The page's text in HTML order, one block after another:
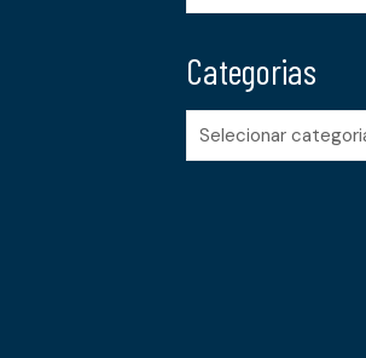
Categorias
Categorias